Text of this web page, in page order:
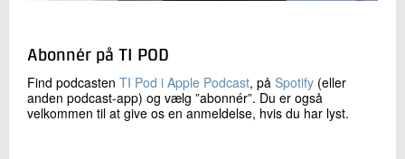
Abonnér på TI POD
Find podcasten TI Pod i Apple Podcast, på Spotify (eller
anden podcast-app) og vælg ”abonnér”. Du er også
velkommen til at give os en anmeldelse, hvis du har lyst.